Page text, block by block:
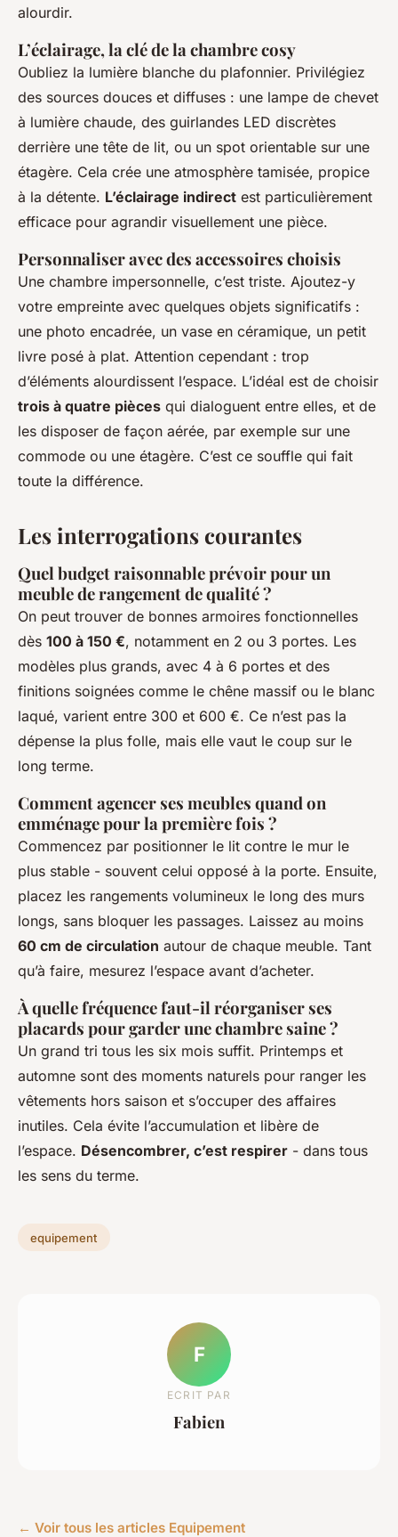
alourdir.
L’éclairage, la clé de la chambre cosy
Oubliez la lumière blanche du plafonnier. Privilégiez
des sources douces et diffuses : une lampe de chevet
à lumière chaude, des guirlandes LED discrètes
derrière une tête de lit, ou un spot orientable sur une
étagère. Cela crée une atmosphère tamisée, propice
à la détente. L’éclairage indirect est particulièrement
efficace pour agrandir visuellement une pièce.
Personnaliser avec des accessoires choisis
Une chambre impersonnelle, c’est triste. Ajoutez-y
votre empreinte avec quelques objets significatifs :
une photo encadrée, un vase en céramique, un petit
livre posé à plat. Attention cependant : trop
d’éléments alourdissent l’espace. L’idéal est de choisir
trois à quatre pièces qui dialoguent entre elles, et de
les disposer de façon aérée, par exemple sur une
commode ou une étagère. C’est ce souffle qui fait
toute la différence.
Les interrogations courantes
Quel budget raisonnable prévoir pour un
meuble de rangement de qualité ?
On peut trouver de bonnes armoires fonctionnelles
dès 100 à 150 €, notamment en 2 ou 3 portes. Les
modèles plus grands, avec 4 à 6 portes et des
finitions soignées comme le chêne massif ou le blanc
laqué, varient entre 300 et 600 €. Ce n’est pas la
dépense la plus folle, mais elle vaut le coup sur le
long terme.
Comment agencer ses meubles quand on
emménage pour la première fois ?
Commencez par positionner le lit contre le mur le
plus stable - souvent celui opposé à la porte. Ensuite,
placez les rangements volumineux le long des murs
longs, sans bloquer les passages. Laissez au moins
60 cm de circulation autour de chaque meuble. Tant
qu’à faire, mesurez l’espace avant d’acheter.
À quelle fréquence faut-il réorganiser ses
placards pour garder une chambre saine ?
Un grand tri tous les six mois suffit. Printemps et
automne sont des moments naturels pour ranger les
vêtements hors saison et s’occuper des affaires
inutiles. Cela évite l’accumulation et libère de
l’espace. Désencombrer, c’est respirer - dans tous
les sens du terme.
equipement
F
ECRIT PAR
Fabien
← Voir tous les articles Equipement